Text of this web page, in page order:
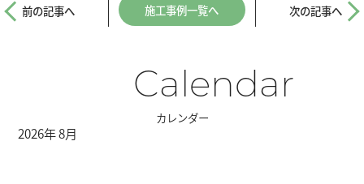
前の記事へ 施工事例一覧へ 次の記事へ
Calendar
カレンダー
2026年 8月